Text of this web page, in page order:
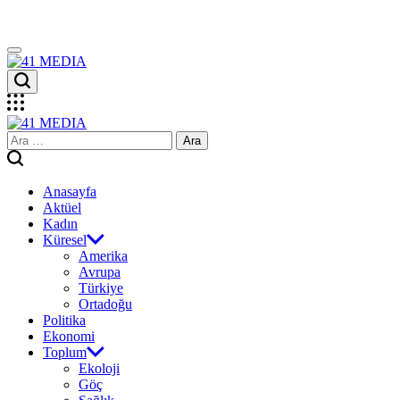
Skip
to
content
41
MEDIA
41
MEDIA
Arama:
Anasayfa
Aktüel
Kadın
Küresel
Amerika
Avrupa
Türkiye
Ortadoğu
Politika
Ekonomi
Toplum
Ekoloji
Göç